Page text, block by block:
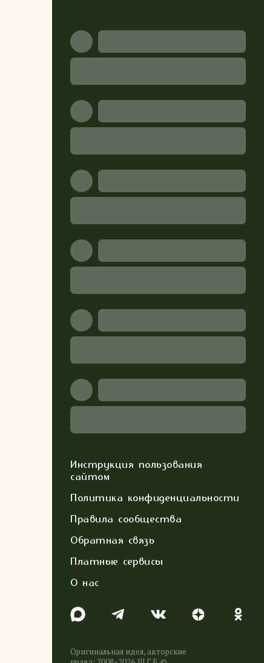
Инструкция пользования
сайтом
Политика конфиденциальности
Правила сообщества
Обратная связь
Платные сервисы
О нас
Оригинальная идея, авторские